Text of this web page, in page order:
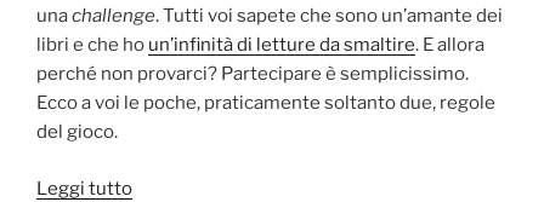
unachallenge. Tutti voi sapete che sono un’amante dei
libri e che ho un’infinità di letture da smaltire. E allora
perché non provarci? Partecipare è semplicissimo.
Ecco a voi le poche, praticamente soltanto due, regole
del gioco.
Leggi tutto“#Weekathon